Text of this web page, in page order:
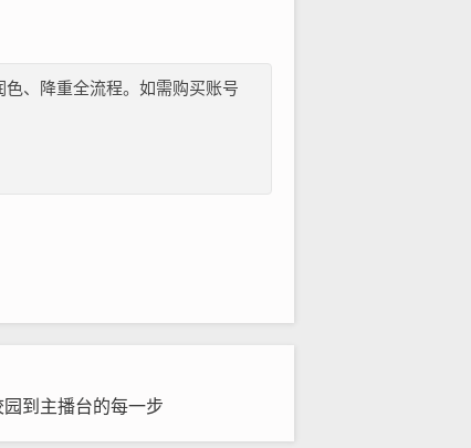
、降重全流程。如需购买账号
到主播台的每一步